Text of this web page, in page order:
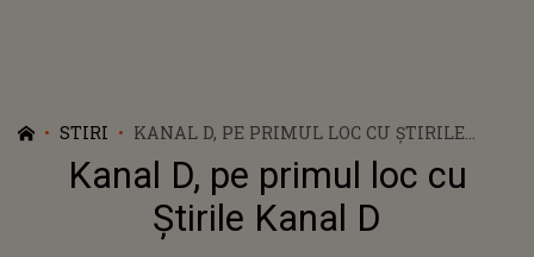
STIRI
KANAL D, PE PRIMUL LOC CU ȘTIRILE
KANAL D
Kanal D, pe primul loc cu
Știrile Kanal D